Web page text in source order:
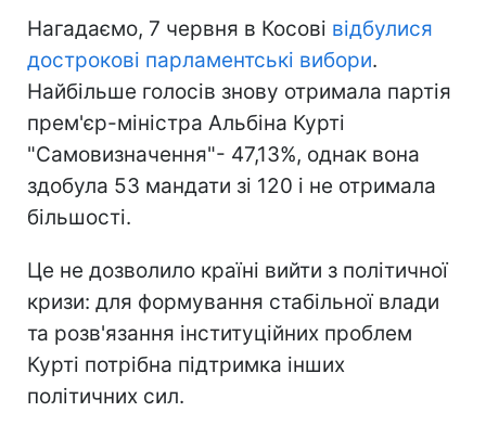
Нагадаємо, 7 червня в Косові відбулися
дострокові парламентські вибори.
Найбільше голосів знову отримала партія
прем'єр-міністра Альбіна Курті
"Самовизначення"- 47,13%, однак вона
здобула 53 мандати зі 120 і не отримала
більшості.
Це не дозволило країні вийти з політичної
кризи: для формування стабільної влади
та розв'язання інституційних проблем
Курті потрібна підтримка інших
політичних сил.